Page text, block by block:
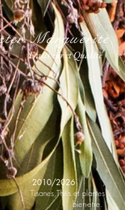
Fraicheur et Qualité
2010/2026
,
Tisanes,Thés et plantes
bien-etre.